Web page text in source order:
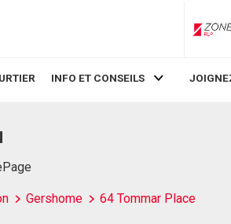
INFO ET CONSEILS
Gershome 64 Tommar Place